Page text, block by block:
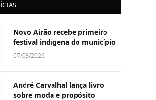
Novo Airão recebe primeiro
festival indígena do município
07/08/2026
André Carvalhal lança livro
sobre moda e propósito